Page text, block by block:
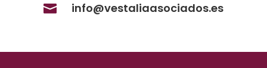
 info@vestaliaasociados.es